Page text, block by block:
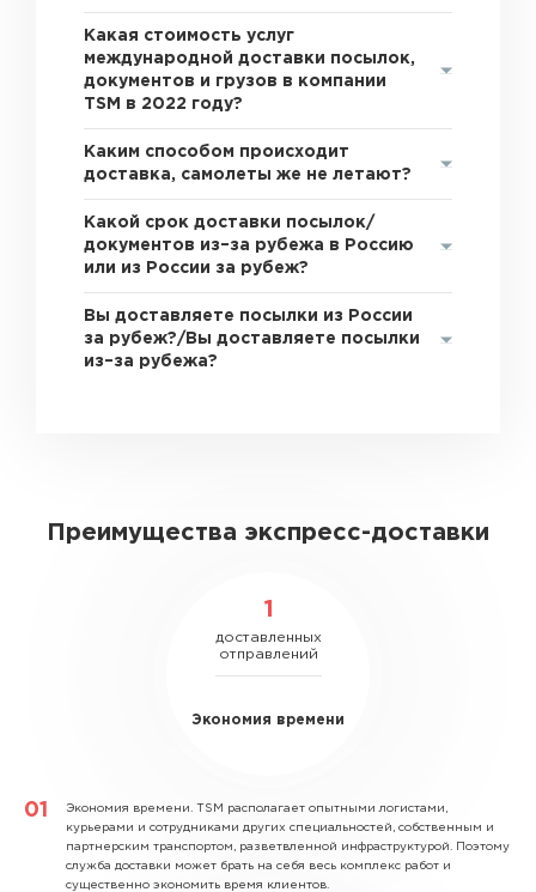
Какая стоимость услуг
международной доставки посылок,
документов и грузов в компании
TSM в 2022 году?
Каким способом происходит
доставка, самолеты же не летают?
Какой срок доставки посылок/
документов из–за рубежа в Россию
или из России за рубеж?
Вы доставляете посылки из России
за рубеж?/Вы доставляете посылки
из–за рубежа?
Преимущества экспресс-доставки
1
доставленных
отправлений
Экономия времени
Экономия времени. TSM располагает опытными логистами,
курьерами и сотрудниками других специальностей, собственным и
партнерским транспортом, разветвленной инфраструктурой. Поэтому
служба доставки может брать на себя весь комплекс работ и
существенно экономить время клиентов.